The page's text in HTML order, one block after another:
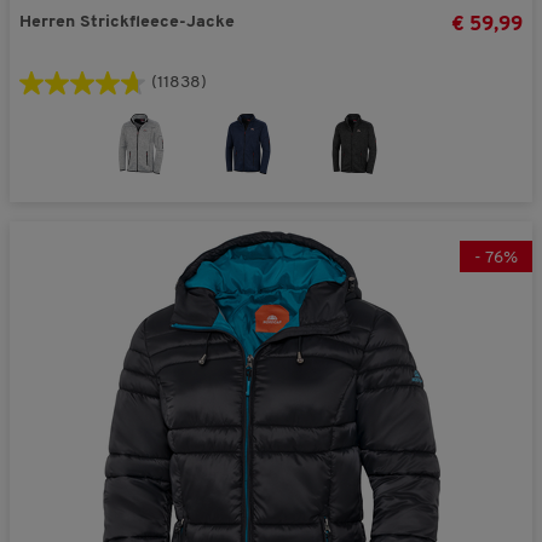
Herren Strickfleece-Jacke € 59,99
(11838)
- 76%